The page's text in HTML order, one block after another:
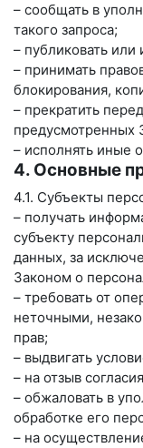
– сообщать в
такого запроса;
– публиковать
– принимать
блокирования,
– прекратить
предусмотренных
– исполнять иные
4. Основные
4.1. Субъекты
– получать
субъекту
данных, за
Законом о
– требовать от
неточными,
прав;
– выдвигать
– на отзыв
– обжаловать в
обработке его
– на